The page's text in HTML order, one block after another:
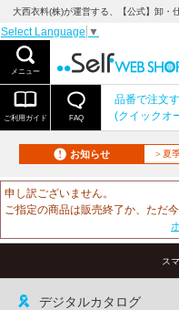
大西衣料(株)が運営する、【公式】卸・
Select Language ▼
メニュー
ご利用ガイド FAQ
品番で注文
(クイックオ
お知らせ ＞夏
申し訳ございません。
ご指定の商品は販売終了か、ただ
ス
デジタルカタログ